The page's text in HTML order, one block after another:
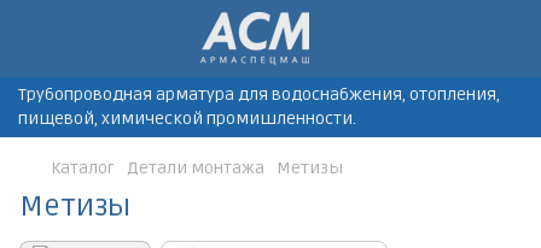
Трубопроводная арматура для водоснабжения, отопления,
пищевой, химической промишленности.
Каталог Детали монтажа Метизы
Метизы